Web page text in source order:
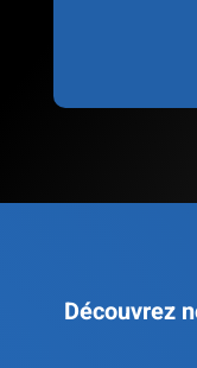
Découvrez